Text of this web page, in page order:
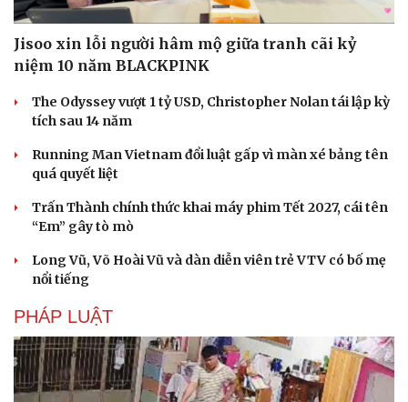
Jisoo xin lỗi người hâm mộ giữa tranh cãi kỷ
niệm 10 năm BLACKPINK
The Odyssey vượt 1 tỷ USD, Christopher Nolan tái lập kỳ
tích sau 14 năm
Running Man Vietnam đổi luật gấp vì màn xé bảng tên
quá quyết liệt
Trấn Thành chính thức khai máy phim Tết 2027, cái tên
“Em” gây tò mò
Long Vũ, Võ Hoài Vũ và dàn diễn viên trẻ VTV có bố mẹ
nổi tiếng
PHÁP LUẬT